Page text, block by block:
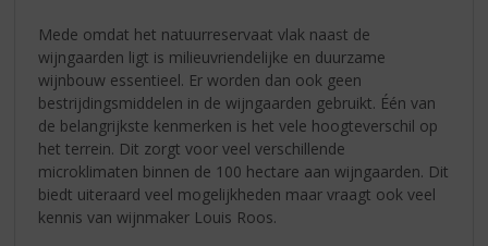
Mede omdat het natuurreservaat vlak naast de
wijngaarden ligt is milieuvriendelijke en duurzame
wijnbouw essentieel. Er worden dan ook geen
bestrijdingsmiddelen in de wijngaarden gebruikt. Één van
de belangrijkste kenmerken is het vele hoogteverschil op
het terrein. Dit zorgt voor veel verschillende
microklimaten binnen de 100 hectare aan wijngaarden. Dit
biedt uiteraard veel mogelijkheden maar vraagt ook veel
kennis van wijnmaker Louis Roos.